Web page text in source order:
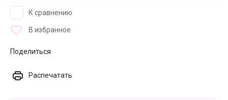
К сравнению
В избранное
Поделиться
Распечатать